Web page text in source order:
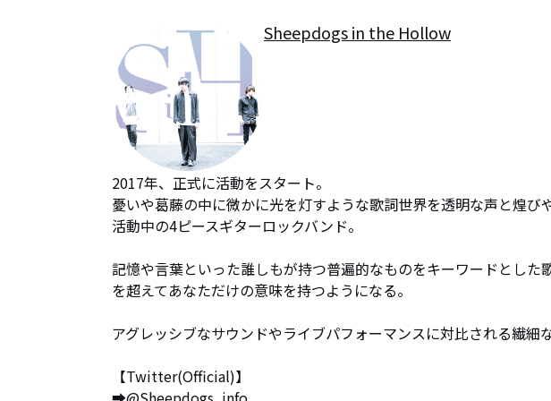
Sheepdogs in the Hollow
2017年、正式に活動をスタート。
憂いや葛藤の中に微かに光を灯すような歌詞世界を透明な声と煌
活動中の4ピースギターロックバンド。
記憶や言葉といった誰しもが持つ普遍的なものをキーワードとし
を超えてあなただけの意味を持つようになる。
アグレッシブなサウンドやライブパフォーマンスに対比される繊細
【Twitter(Official)】